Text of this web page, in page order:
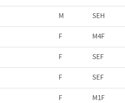
M SEH
F M4F
F SEF
F SEF
F M1F